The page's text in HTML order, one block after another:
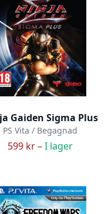
Gaiden Sigma Plus
PS Vita / Begagnad
599 kr –I lager